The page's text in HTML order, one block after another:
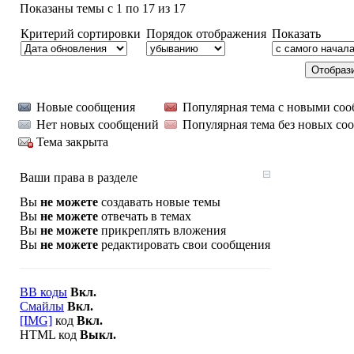
Показаны темы с 1 по 17 из 17
Критерий сортировки Порядок отображения Показать
Новые сообщения
Популярная тема с новыми
Нет новых сообщений
Популярная тема без новых
Тема закрыта
Ваши права в разделе
Вы не можете создавать новые темы
Вы не можете отвечать в темах
Вы не можете прикреплять вложения
Вы не можете редактировать свои сообщения
BB коды Вкл.
Смайлы Вкл.
[IMG] код Вкл.
HTML код Выкл.